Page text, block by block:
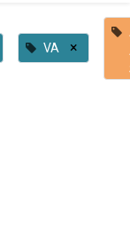
VA ×